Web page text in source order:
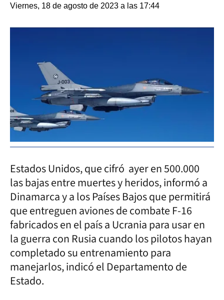
Viernes, 18 de agosto de 2023 a las 17:44
Estados Unidos, que cifró ayer en 500.000
las bajas entre muertes y heridos, informó a
Dinamarca y a los Países Bajos que permitirá
que entreguen aviones de combate F-16
fabricados en el país a Ucrania para usar en
la guerra con Rusia cuando los pilotos hayan
completado su entrenamiento para
manejarlos, indicó el Departamento de
Estado.